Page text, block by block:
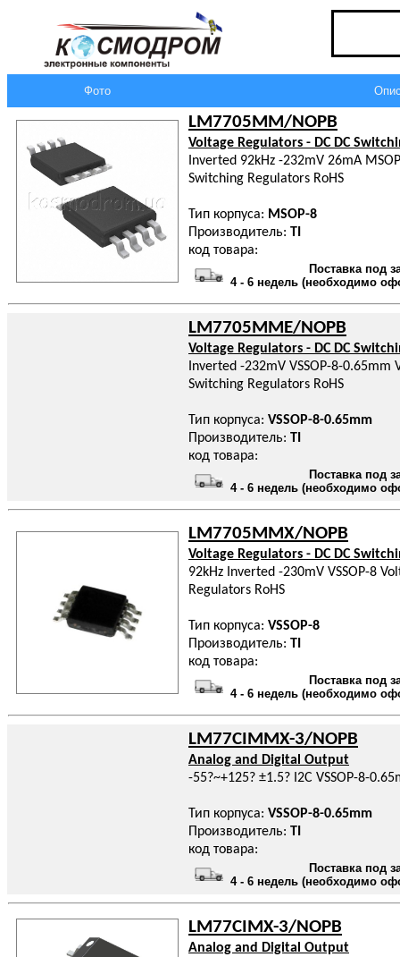
Фото
LM7705MM/NOPB
Voltage Regulators - DC DC
Inverted 92kHz -232mV 26mA
Switching Regulators RoHS
Тип корпуса: MSOP-8
Производитель: TI
код товара:
Поставка под
4 - 6 недель (необходимо
LM7705MME/NOPB
Voltage Regulators - DC DC
Inverted -232mV VSSOP-8-0.65mm
Switching Regulators RoHS
Тип корпуса: VSSOP-8-0.65mm
Производитель: TI
код товара:
Поставка под
4 - 6 недель (необходимо
LM7705MMX/NOPB
Voltage Regulators - DC DC
92kHz Inverted -230mV VSSOP-8
Regulators RoHS
Тип корпуса: VSSOP-8
Производитель: TI
код товара:
Поставка под
4 - 6 недель (необходимо
LM77CIMMX-3/NOPB
Analog and Digital Output
-55?~+125? ±1.5? I2C VSSOP-8-
Тип корпуса: VSSOP-8-0.65mm
Производитель: TI
код товара:
Поставка под
4 - 6 недель (необходимо
LM77CIMX-3/NOPB
Analog and Digital Output